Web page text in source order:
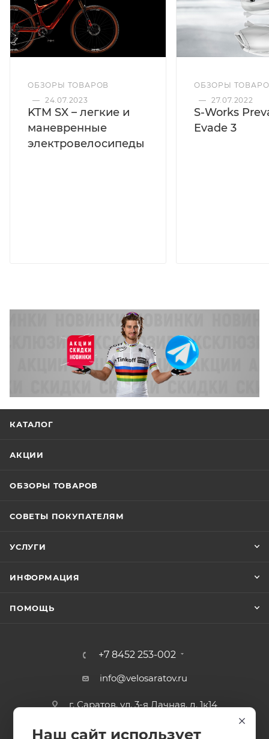
ОБЗОРЫ ТОВАРОВ
— 24.07.2023
KTM SX – легкие и
маневренные
электровелосипеды
ОБЗОРЫ
— 27.07.2022
S-Works
Evade 3
КАТАЛОГ
АКЦИИ
ОБЗОРЫ ТОВАРОВ
СОВЕТЫ ПОКУПАТЕЛЯМ
УСЛУГИ
ИНФОРМАЦИЯ
ПОМОЩЬ
+7 8452 253-002
info@velosaratov.ru
г. Саратов, ул. 3-я Дачная, д. 1к14
Наш сайт использует